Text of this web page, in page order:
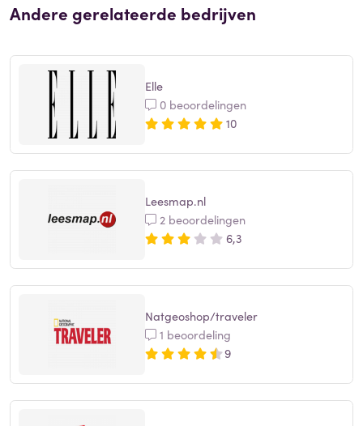
Andere gerelateerde bedrijven
Elle
0 beoordelingen
10
Leesmap.nl
2 beoordelingen
6,3
Natgeoshop/traveler
1 beoordeling
9